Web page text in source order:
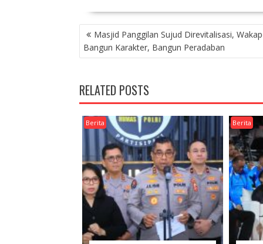
NAVIGASI
POSMasjid Panggilan Sujud Direvitalisasi,
Bangun Karakter, Bangun Peradaban
RELATED POSTS
Berita Berita